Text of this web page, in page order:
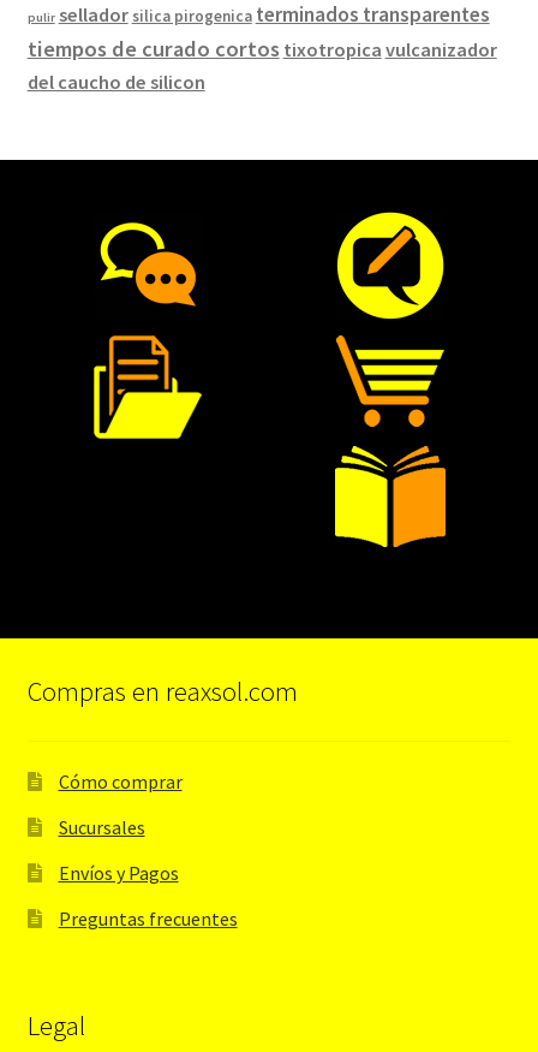
pulir sellador silica pirogenica terminados transparentes
tiempos de curado cortos tixotropica vulcanizador
del caucho de silicon
Compras en reaxsol.com
Cómo comprar
Sucursales
Envíos y Pagos
Preguntas frecuentes
Legal